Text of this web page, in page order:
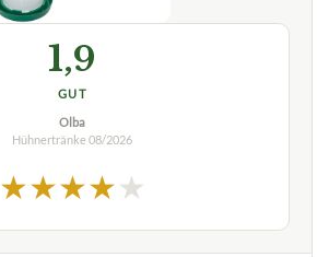
1,9
GUT
Olba
Hühnertränke 08/2026
★★★★★